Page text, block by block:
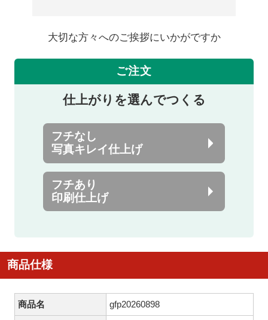
大切な方々へのご挨拶にいかがですか
ご注文
仕上がりを選んでつくる
フチなし
写真キレイ仕上げ
フチあり
印刷仕上げ
商品仕様
商品名 gfp20260898